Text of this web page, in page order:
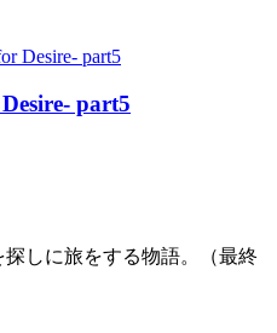
part5
しに旅をする物語。（最終